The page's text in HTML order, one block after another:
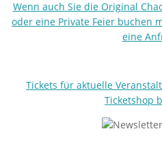
Wenn auch Sie die Original
oder eine Private Feier buchen
eine
Tickets für aktuelle
Ticketshop